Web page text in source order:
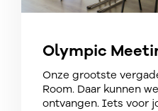
Olympic
Onze grootste
Room. Daar kunnen
ontvangen. Iets voor